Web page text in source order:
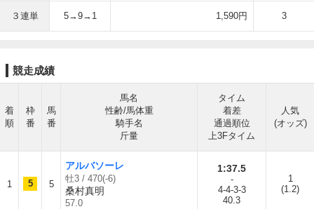
３連単 5→9→1 1,590円 3
競走成績
着
順
枠
番
馬
番
馬名
性齢/馬体重
騎手名
斤量
タイム
着差
通過順位
上3Fタイム
人気
(オッズ)
1 5 5
アルバソーレ
牡3 / 470(-6)
桑村真明
57.0
1:37.5
-
4-4-3-3
40.3
1
(1.2)